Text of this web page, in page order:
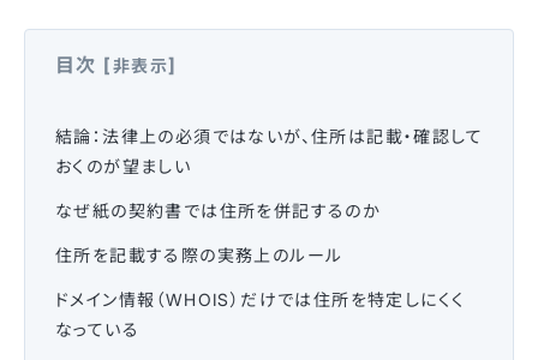
目次 [非表示]
結論：法律上の必須ではないが、住所は記載・確認して
おくのが望ましい
なぜ紙の契約書では住所を併記するのか
住所を記載する際の実務上のルール
ドメイン情報（WHOIS）だけでは住所を特定しにくく
なっている